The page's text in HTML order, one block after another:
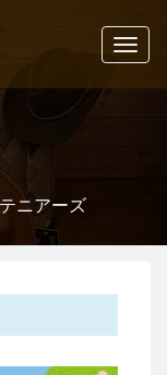
ニアーズ